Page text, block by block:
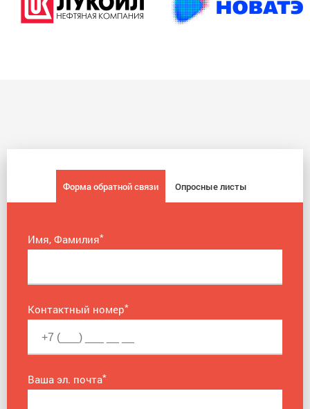
Форма обратной связи Опросные листы
Имя, Фамилия*
Контактный номер*
Ваша эл. почта*